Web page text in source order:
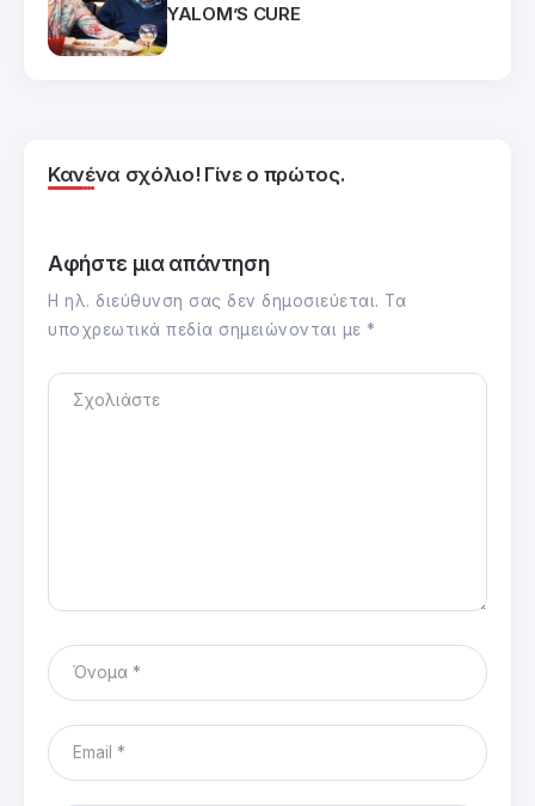
YALOM’S CURE
Κανένα σχόλιο! Γίνε ο πρώτος.
Αφήστε μια απάντηση
Η ηλ. διεύθυνση σας δεν δημοσιεύεται. Τα
υποχρεωτικά πεδία σημειώνονται με *